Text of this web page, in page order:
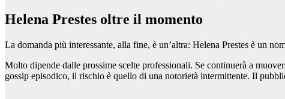
Helena Prestes oltre il momento
La domanda più interessante, alla fine, è un’altra: Helena Prestes è un
Molto dipende dalle prossime scelte professionali. Se continuerà a
gossip episodico, il rischio è quello di una notorietà intermittente. Il